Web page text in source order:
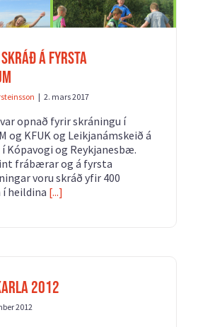
á fyrsta
| 2. mars 2017
opnað fyrir skráningu í
og KFUK og Leikjanámskeið á
Kópavogi og Reykjanesbæ.
frábærar og á fyrsta
voru skráð yfir 400
í heildina [...]
2012
2012